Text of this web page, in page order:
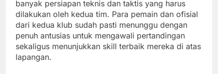
banyak persiapan teknis dan taktis yang harus
dilakukan oleh kedua tim. Para pemain dan ofisial
dari kedua klub sudah pasti menunggu dengan
penuh antusias untuk mengawali pertandingan
sekaligus menunjukkan skill terbaik mereka di atas
lapangan.